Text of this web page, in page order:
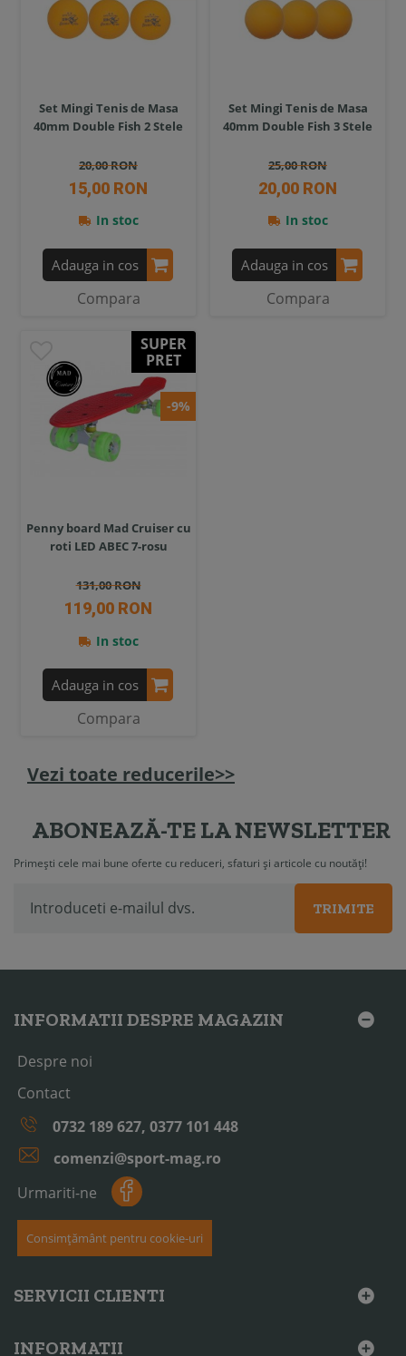
Set Mingi Tenis de Masa
40mm Double Fish 2 Stele
20,00 RON
15,00 RON
In stoc
Adauga in cos
Compara
Set Mingi Tenis de Masa
40mm Double Fish 3 Stele
25,00 RON
20,00 RON
In stoc
Adauga in cos
Compara
SUPER
PRET
-9%
Penny board Mad Cruiser cu
roti LED ABEC 7-rosu
131,00 RON
119,00 RON
In stoc
Adauga in cos
Compara
Vezi toate reducerile>>
ABONEAZĂ-TE LA NEWSLETTER
Primești cele mai bune oferte cu reduceri, sfaturi și articole cu noutăți!
TRIMITE
INFORMATII DESPRE MAGAZIN
Despre noi
Contact
0732 189 627, 0377 101 448
comenzi@sport-mag.ro
Urmariti-ne
Consimțământ pentru cookie-uri
SERVICII CLIENTI
INFORMATII